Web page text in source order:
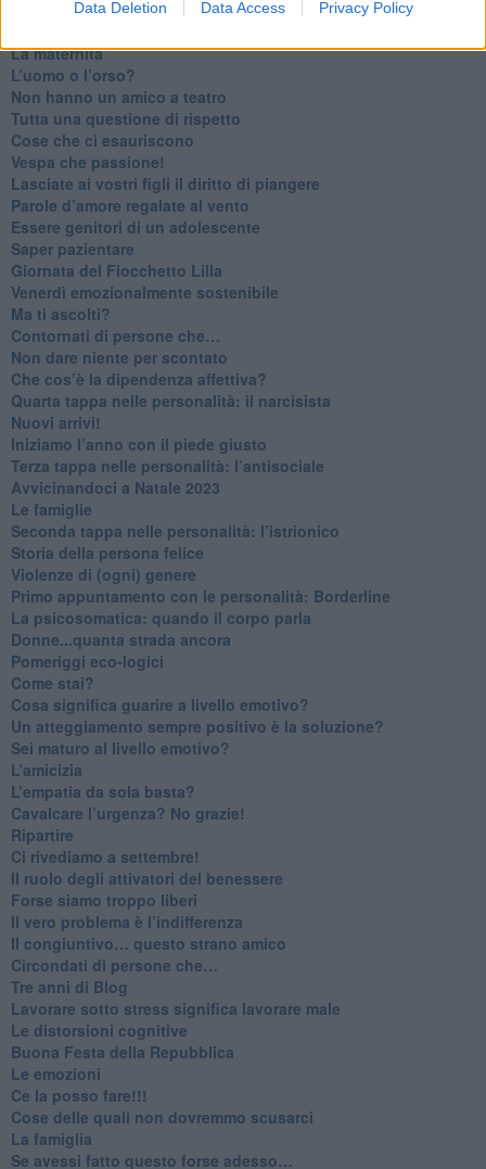
Data Deletion Data Access Privacy Policy
​Il passato, questo conosciuto!
La maternità
​L’uomo o l’orso?
Non hanno un amico a teatro​
​Tutta una questione di rispetto
​Cose che ci esauriscono
​Vespa che passione!
​Lasciate ai vostri figli il diritto di piangere
​Parole d’amore regalate al vento
​Essere genitori di un adolescente
​Saper pazientare
​Giornata del Fiocchetto Lilla
​Venerdì emozionalmente sostenibile
Ma ti ascolti?
Contornati di persone che…
Non dare niente per scontato
Che cos’è la dipendenza affettiva?
Quarta tappa nelle personalità: il narcisista
​Nuovi arrivi!
​Iniziamo l’anno con il piede giusto
​Terza tappa nelle personalità: l’antisociale
​Avvicinandoci a Natale 2023
Le famiglie
Seconda tappa nelle personalità: l’istrionico
​Storia della persona felice
Violenze di (ogni) genere
​Primo appuntamento con le personalità: Borderline
La psicosomatica: quando il corpo parla
Donne...quanta strada ancora
​Pomeriggi eco-logici
​Come stai?
Cosa significa guarire a livello emotivo?
​Un atteggiamento sempre positivo è la soluzione?
​Sei maturo al livello emotivo?
​L’amicizia
​L’empatia da sola basta?
​Cavalcare l’urgenza? No grazie!
Ripartire
​Ci rivediamo a settembre!
​Il ruolo degli attivatori del benessere
​Forse siamo troppo liberi
​Il vero problema è l’indifferenza
​Il congiuntivo… questo strano amico
​Circondati di persone che…
​Tre anni di Blog
​Lavorare sotto stress significa lavorare male
​Le distorsioni cognitive
​Buona Festa della Repubblica
Le emozioni
​Ce la posso fare!!!
​Cose delle quali non dovremmo scusarci
​La famiglia
​Se avessi fatto questo forse adesso…